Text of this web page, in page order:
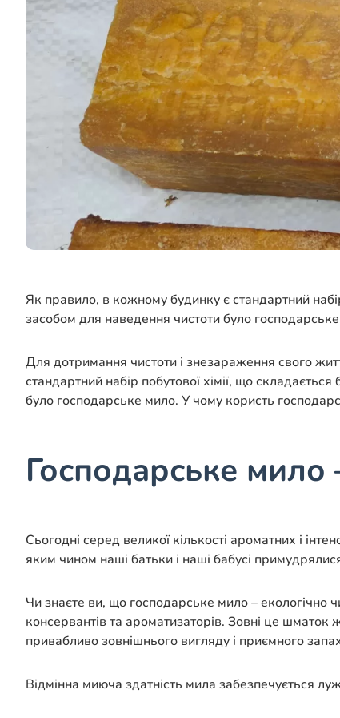
Як правило, в кожному будинку є стандартний
засобом для наведення чистоти було
Для дотримання чистоти і знезараження свого
стандартний набір побутової хімії, що
було господарське мило. У чому користь
Господарське
Сьогодні серед великої кількості ароматних і
яким чином наші батьки і наші бабусі
Чи знаєте ви, що господарське мило – екологічно
консервантів та ароматизаторів. Зовні це
привабливо зовнішнього вигляду і приємного
Відмінна миюча здатність мила забезпечується